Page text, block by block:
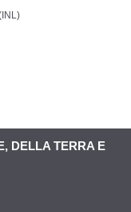
DELLA TERRA E